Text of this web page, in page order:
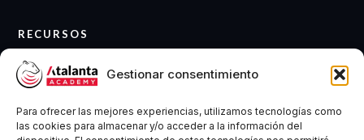
Gestionar consentimiento
Para ofrecer las mejores experiencias, utilizamos tecnologías como
las cookies para almacenar y/o acceder a la información del
RECURSOS
Planes de carrera
Cursos y Packs
Conócenos